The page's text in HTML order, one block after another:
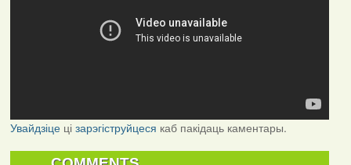
Увайдзіцеці зарэгіструйцеся каб пакідаць каментары.